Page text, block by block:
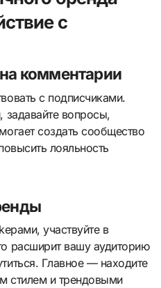
с
комментарии
с подписчиками.
задавайте вопросы,
создать сообщество
лояльность
участвуйте в
расширит вашу аудиторию
Главное — находите
стилем и трендовыми